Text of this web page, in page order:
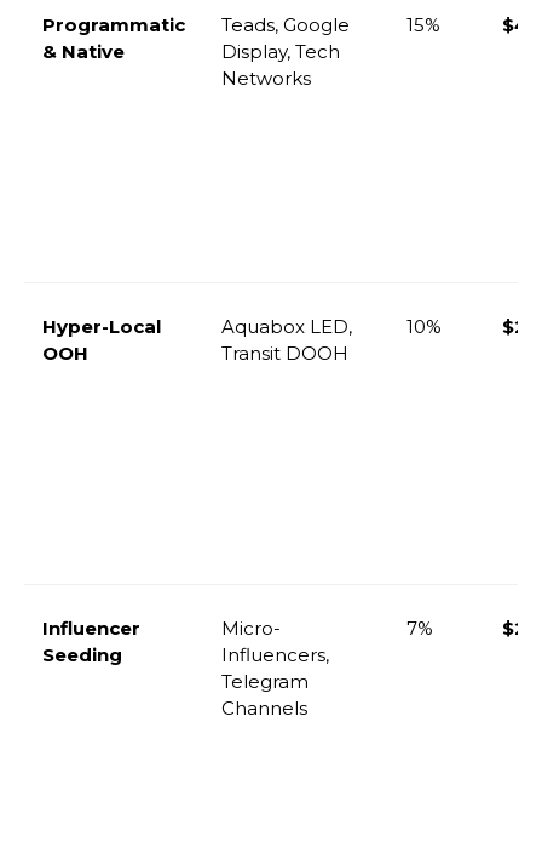
Programmatic
& Native
Teads, Google
Display, Tech
Networks
15%
Hyper-Local
OOH
Aquabox LED,
Transit DOOH
10%
Influencer
Seeding
Micro-
Influencers,
Telegram
Channels
7%